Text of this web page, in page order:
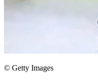
© Getty Images